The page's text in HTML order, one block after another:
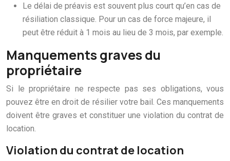
Le délai de préavis est souvent plus court qu’en cas de
résiliation classique. Pour un cas de force majeure, il
peut être réduit à 1 mois au lieu de 3 mois, par exemple.
Manquements graves du
propriétaire
Si le propriétaire ne respecte pas ses obligations, vous
pouvez être en droit de résilier votre bail. Ces manquements
doivent être graves et constituer une violation du contrat de
location.
Violation du contrat de location